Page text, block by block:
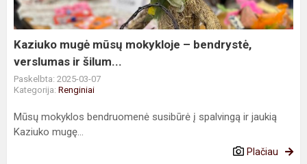
bendrystė,
verslumas
ir
šilum...
Kaziuko mugė mūsų mokykloje – bendrystė,
verslumas ir šilum...
Paskelbta: 2025-03-07
Kategorija: Renginiai
Mūsų mokyklos bendruomenė susibūrė į spalvingą ir jaukią
Kaziuko mugę...
Plačiau